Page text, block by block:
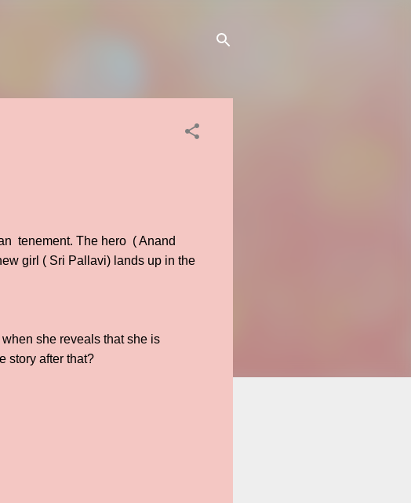
tenement. The hero ( Anand
girl ( Sri Pallavi) lands up in the
she reveals that she is
story after that?